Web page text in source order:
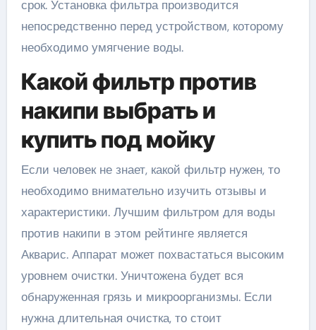
срок. Установка фильтра производится
непосредственно перед устройством, которому
необходимо умягчение воды.
Какой фильтр против
накипи выбрать и
купить под мойку
Если человек не знает, какой фильтр нужен, то
необходимо внимательно изучить отзывы и
характеристики. Лучшим фильтром для воды
против накипи в этом рейтинге является
Акварис. Аппарат может похвастаться высоким
уровнем очистки. Уничтожена будет вся
обнаруженная грязь и микроорганизмы. Если
нужна длительная очистка, то стоит